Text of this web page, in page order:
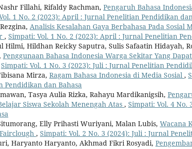
Fillahi, Rifaldy Rachman, Pengaruh Bahasa
1 No. 2 (2023): April : Jurnal Penelitian Pendidikan
Analisis Kesalahan Gaya Berbahasa Pada
, Simpati: Vol. 1 No. 2 (2023): April : Jurnal Penelitian
Hilmi, Hildhan Reicky Saputra, Sulis Safaatin Hidayah,
Penggunaan Bahasa Indonesia Warga Sekitar Yang
Simpati: Vol. 1 No. 3 (2023): Juli : Jurnal Penelitian
Mirza, Ragam Bahasa Indonesia di Media Sosial ,
Pendidikan dan Bahasa
Tasya Aulia Rizka, Rahayu Mardikanigsih,
Siswa Sekolah Menengah Atas , Simpati: Vol. 4 No.
Elly Prihasti Wuriyani, Malan Lubis, Wacana
, Simpati: Vol. 2 No. 3 (2024): Juli : Jurnal
Haryanto Haryanto, Akhmad Fikri Rosyadi,